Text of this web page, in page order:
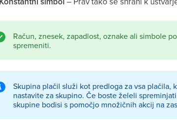
Račun, znesek, zapadlost, oznake ali simbole
spremeniti.
Skupina plačil služi kot predloga za vsa
nastavite za skupino. Če boste želeli
skupine bodisi s pomočjo množičnih akcij na